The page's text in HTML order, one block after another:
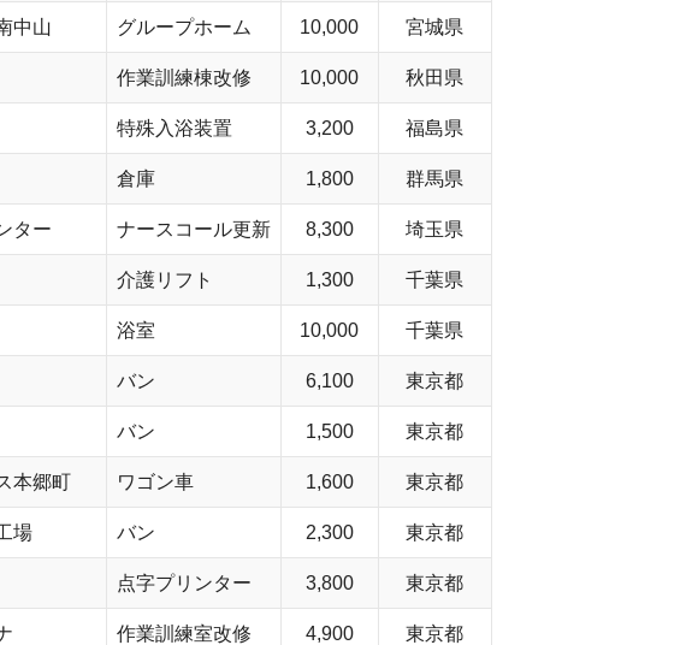
中山 グループホーム 10,000 宮城県
作業訓練棟改修 10,000 秋田県
特殊入浴装置 3,200 福島県
倉庫 1,800 群馬県
ター ナースコール更新 8,300 埼玉県
介護リフト 1,300 千葉県
浴室 10,000 千葉県
バン 6,100 東京都
バン 1,500 東京都
本郷町 ワゴン車 1,600 東京都
場 バン 2,300 東京都
点字プリンター 3,800 東京都
作業訓練室改修 4,900 東京都